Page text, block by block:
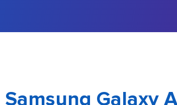
Samsung Galaxy